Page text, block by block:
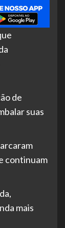
de
suas
continuam
mais